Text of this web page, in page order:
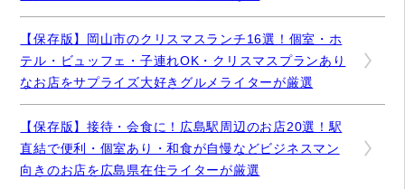
【保存版】岡山市のクリスマスランチ16選！個室・ホ
テル・ビュッフェ・子連れOK・クリスマスプランあり
なお店をサプライズ大好きグルメライターが厳選
【保存版】接待・会食に！広島駅周辺のお店20選！駅
直結で便利・個室あり・和食が自慢などビジネスマン
向きのお店を広島県在住ライターが厳選